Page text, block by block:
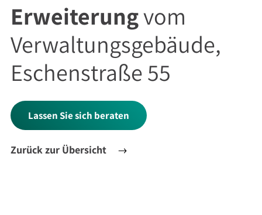
Erweiterungvom
Verwaltungsgebäude,
Eschenstraße 55
Lassen Sie sich beraten
Zurück zur Übersicht